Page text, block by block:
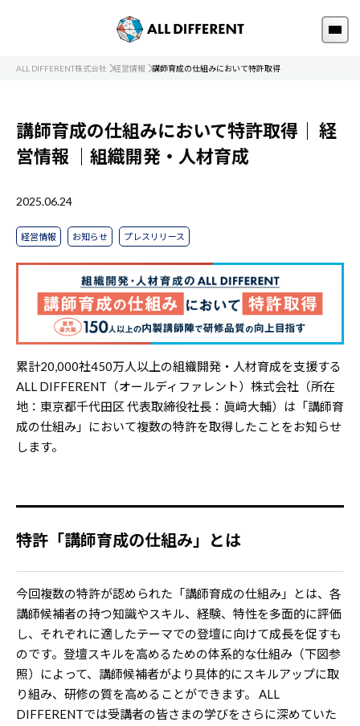
ALL DIFFERENT株式会社 経営情報 講師育成の仕組みにおいて特許取得
講師育成の仕組みにおいて特許取得｜ 経
営情報
｜組織開発・人材育成
2025.06.24
経営情報 お知らせ プレスリリース
累計20,000社450万人以上の組織開発・人材育成を支援する
ALL DIFFERENT（オールディファレント）株式会社（所在
地：東京都千代田区 代表取締役社長：眞﨑大輔）は「講師育
成の仕組み」において複数の特許を取得したことをお知らせ
します。
特許「講師育成の仕組み」とは
今回複数の特許が認められた「講師育成の仕組み」とは、各
講師候補者の持つ知識やスキル、経験、特性を多面的に評価
し、それぞれに適したテーマでの登壇に向けて成長を促すも
のです。登壇スキルを高めるための体系的な仕組み（下図参
照）によって、講師候補者がより具体的にスキルアップに取
り組み、研修の質を高めることができます。 ALL
DIFFERENTでは受講者の皆さまの学びをさらに深めていた